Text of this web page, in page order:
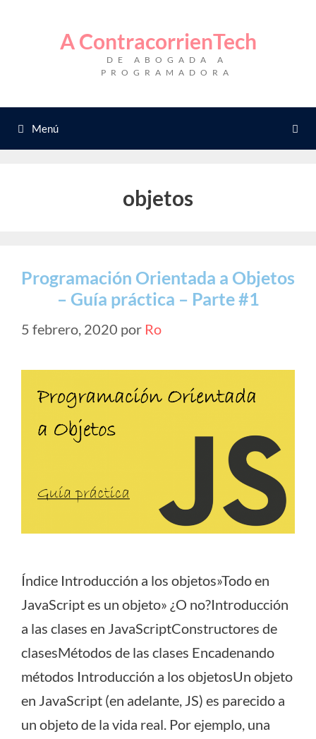
A ContracorrienTech
DE ABOGADA A
PROGRAMADORA
Menú
objetos
Programación Orientada a Objetos
– Guía práctica – Parte #1
5 febrero, 2020 por Ro
Índice Introducción a los objetos»Todo en
JavaScript es un objeto» ¿O no?Introducción
a las clases en JavaScriptConstructores de
clasesMétodos de las clases Encadenando
métodos Introducción a los objetosUn objeto
en JavaScript (en adelante, JS) es parecido a
un objeto de la vida real. Por ejemplo, una